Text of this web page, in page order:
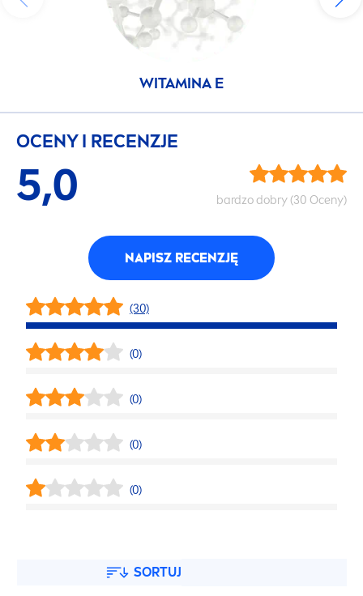
WITAMINA E
OCENY I RECENZJE
5,0 bardzo dobry (30 Oceny)
NAPISZ RECENZJĘ
(30)
(0)
(0)
(0)
(0)
SORTUJ